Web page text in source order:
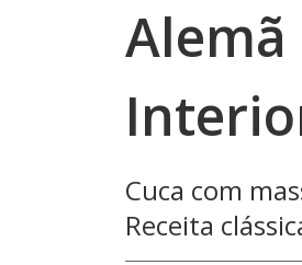
Alemã
Cuca com
Receita